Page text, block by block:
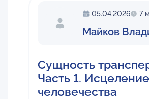
05.04.2026 7
Майков
Сущность
Часть 1.
человечества